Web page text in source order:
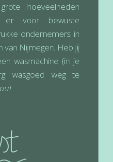
hoeveelheden
er voor bewuste
ondernemers in
van Nijmegen. Heb jij
wasmachine (in je
wasgoed weg te